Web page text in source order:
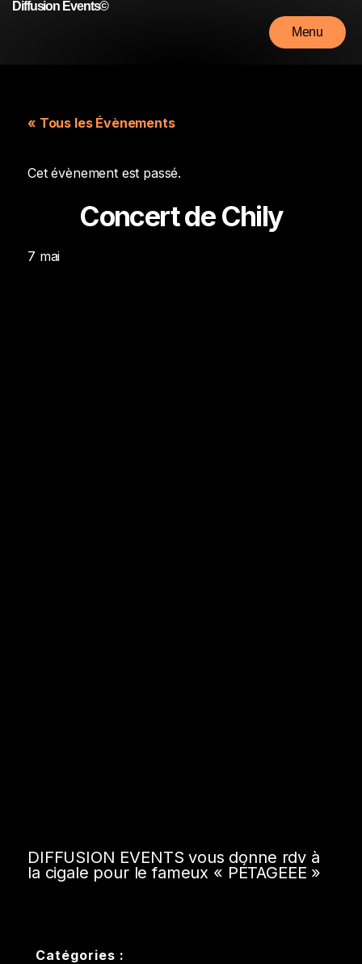
Diffusion Events©
Menu
« Tous les Évènements
Cet évènement est passé.
Concert de Chily
7 mai
DIFFUSION EVENTS vous donne rdv à
la cigale pour le fameux « PÉTAGEEE »
Catégories :